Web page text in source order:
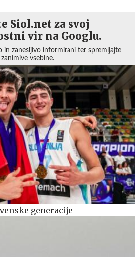
Siol.net za svoj
vir na Googlu.
in zanesljivo informirani ter spremljajte
vsebine.
generacije